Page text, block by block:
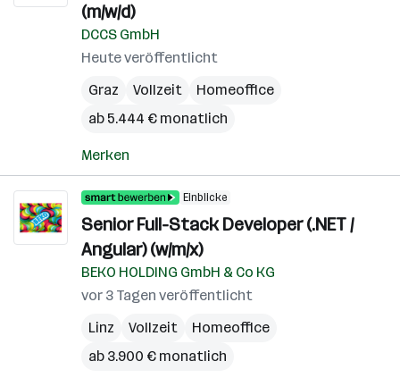
(m/w/d)
DCCS GmbH
Heute veröffentlicht
Graz
Vollzeit
Homeoffice
ab 5.444 € monatlich
Merken
Einblicke
Senior Full-Stack Developer (.NET /
Angular) (w/m/x)
BEKO HOLDING GmbH & Co KG
vor 3 Tagen veröffentlicht
Linz
Vollzeit
Homeoffice
ab 3.900 € monatlich